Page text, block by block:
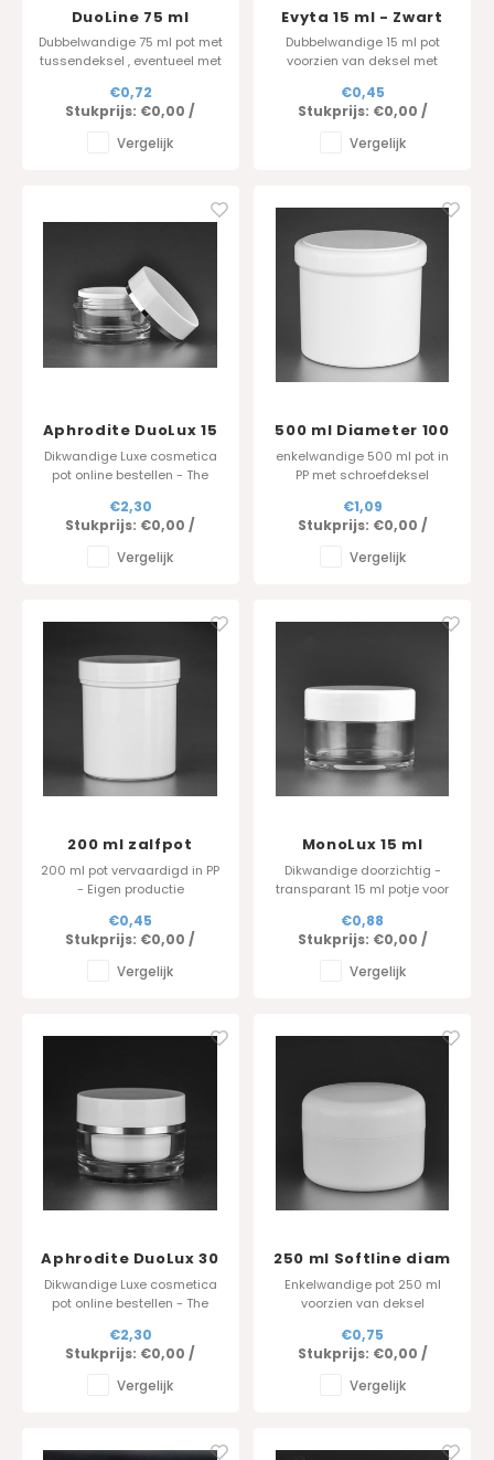
DuoLine 75 ml
Dubbelwandige 75 ml pot met
tussendeksel , eventueel met
€0,72
Stukprijs: €0,00 /
Vergelijk
Evyta 15 ml - Zwart
Dubbelwandige 15 ml pot
voorzien van deksel met
luchtdichte afsluiting. Een
foliedruklijntje kan als optie
besteld worden onderaan
deze pagina.
€0,45
Stukprijs: €0,00 /
Vergelijk
Aphrodite DuoLux 15
ml - Wit
Dikwandige Luxe cosmetica
pot online bestellen - The
€2,30
Stukprijs: €0,00 /
Vergelijk
500 ml Diameter 100
mm
enkelwandige 500 ml pot in
PP met schroefdeksel
scrubs, vetten
€1,09
Stukprijs: €0,00 /
Vergelijk
200 ml zalfpot
"Malik"
200 ml pot vervaardigd in PP
- Eigen productie
€0,45
Stukprijs: €0,00 /
Vergelijk
MonoLux 15 ml
Dikwandige doorzichtig -
transparant 15 ml potje voor
€0,88
Stukprijs: €0,00 /
Vergelijk
Aphrodite DuoLux 30
ml
Dikwandige Luxe cosmetica
pot online bestellen - The
€2,30
Stukprijs: €0,00 /
Vergelijk
250 ml Softline diam
90 mm
Enkelwandige pot 250 ml
voorzien van deksel
als optie)
€0,75
Stukprijs: €0,00 /
Vergelijk